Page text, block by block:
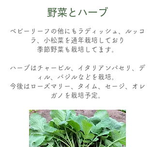
​野菜とハーブ
ベビーリーフの他にもラディッシュ、ルッコ
ラ、小松菜を通年栽培しており
季節野菜も栽培してます。
ハーブはチャービル、イタリアンパセリ、デ
ィル、バジルなどを栽培。
今後はローズマリー、タイム、セージ、オレ
ガノを栽培予定。